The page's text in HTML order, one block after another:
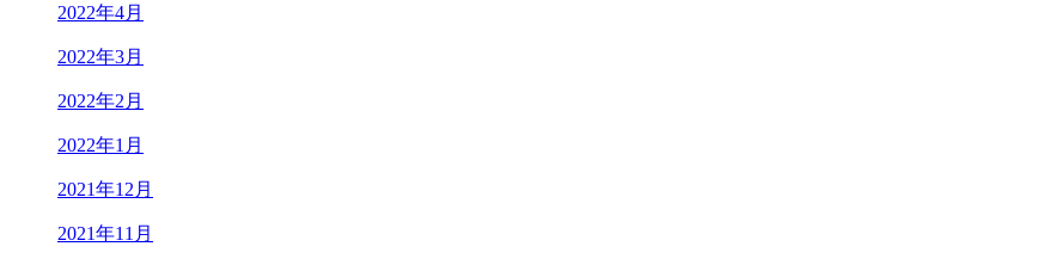
2022年4月
2022年3月
2022年2月
2022年1月
2021年12月
2021年11月